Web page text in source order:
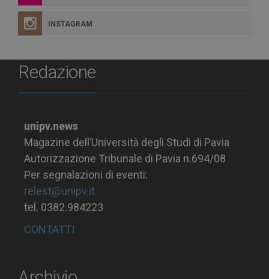
INSTAGRAM
Redazione
unipv.news
Magazine dell’Università degli Studi di Pavia
Autorizzazione Tribunale di Pavia n.694/08
Per segnalazioni di eventi:
relest@unipv.it
tel. 0382.984223
CONTATTI